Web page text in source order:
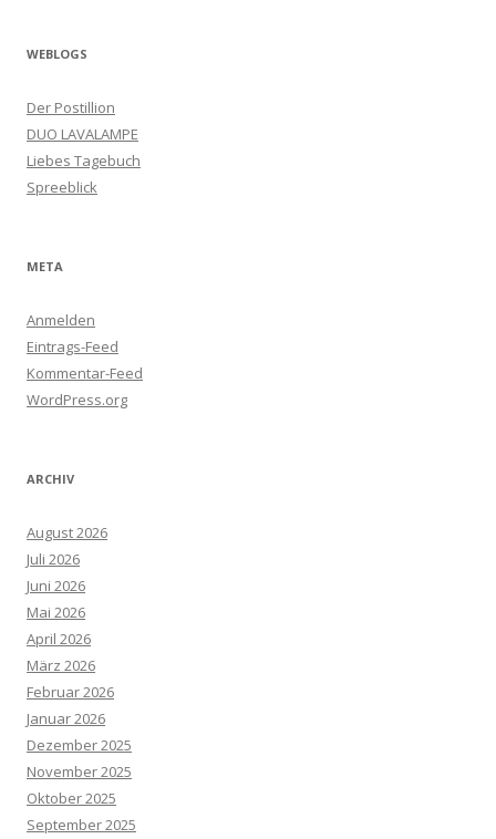
WEBLOGS
Der Postillion
DUO LAVALAMPE
Liebes Tagebuch
Spreeblick
META
Anmelden
Eintrags-Feed
Kommentar-Feed
WordPress.org
ARCHIV
August 2026
Juli 2026
Juni 2026
Mai 2026
April 2026
März 2026
Februar 2026
Januar 2026
Dezember 2025
November 2025
Oktober 2025
September 2025